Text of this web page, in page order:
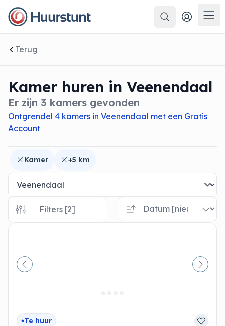
Zoeken
Terug
Kamer huren in Veenendaal
Er zijn 3 kamers gevonden
Ontgrendel 4 kamers in Veenendaal met een Gratis
Account
sluiten
Kamer +5 km
Filters [2]
Vorige
Te huur